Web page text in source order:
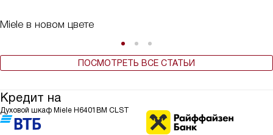
Miele в новом цвете
ПОСМОТРЕТЬ ВСЕ СТАТЬИ
Кредит на
Духовой шкаф Miele H6401BM CLST